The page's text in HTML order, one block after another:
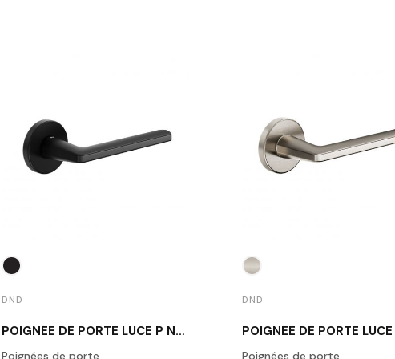
DND
POIGNÉE DE PORTE LUCE P NOIR MAT
Poignées de porte
DND
Poignées de porte